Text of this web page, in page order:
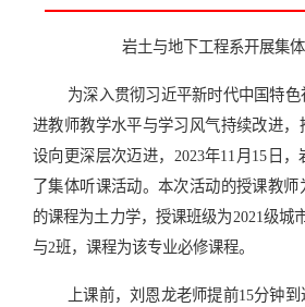
岩土与地下工程系开展集
为深入贯彻习近平新时代中国特
进教师教学水平与学习风气持续改进
设向更深层次迈进，2023年11月15日
了集体听课活动。本次活动的授课教
的课程为土力学，授课班级为2021级城
与2班，课程为该专业必修课程。
上课前，刘恩龙老师提前15分钟